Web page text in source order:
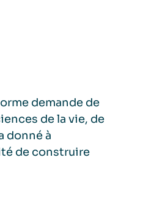
demande de
de la vie, de
donné à
de construire